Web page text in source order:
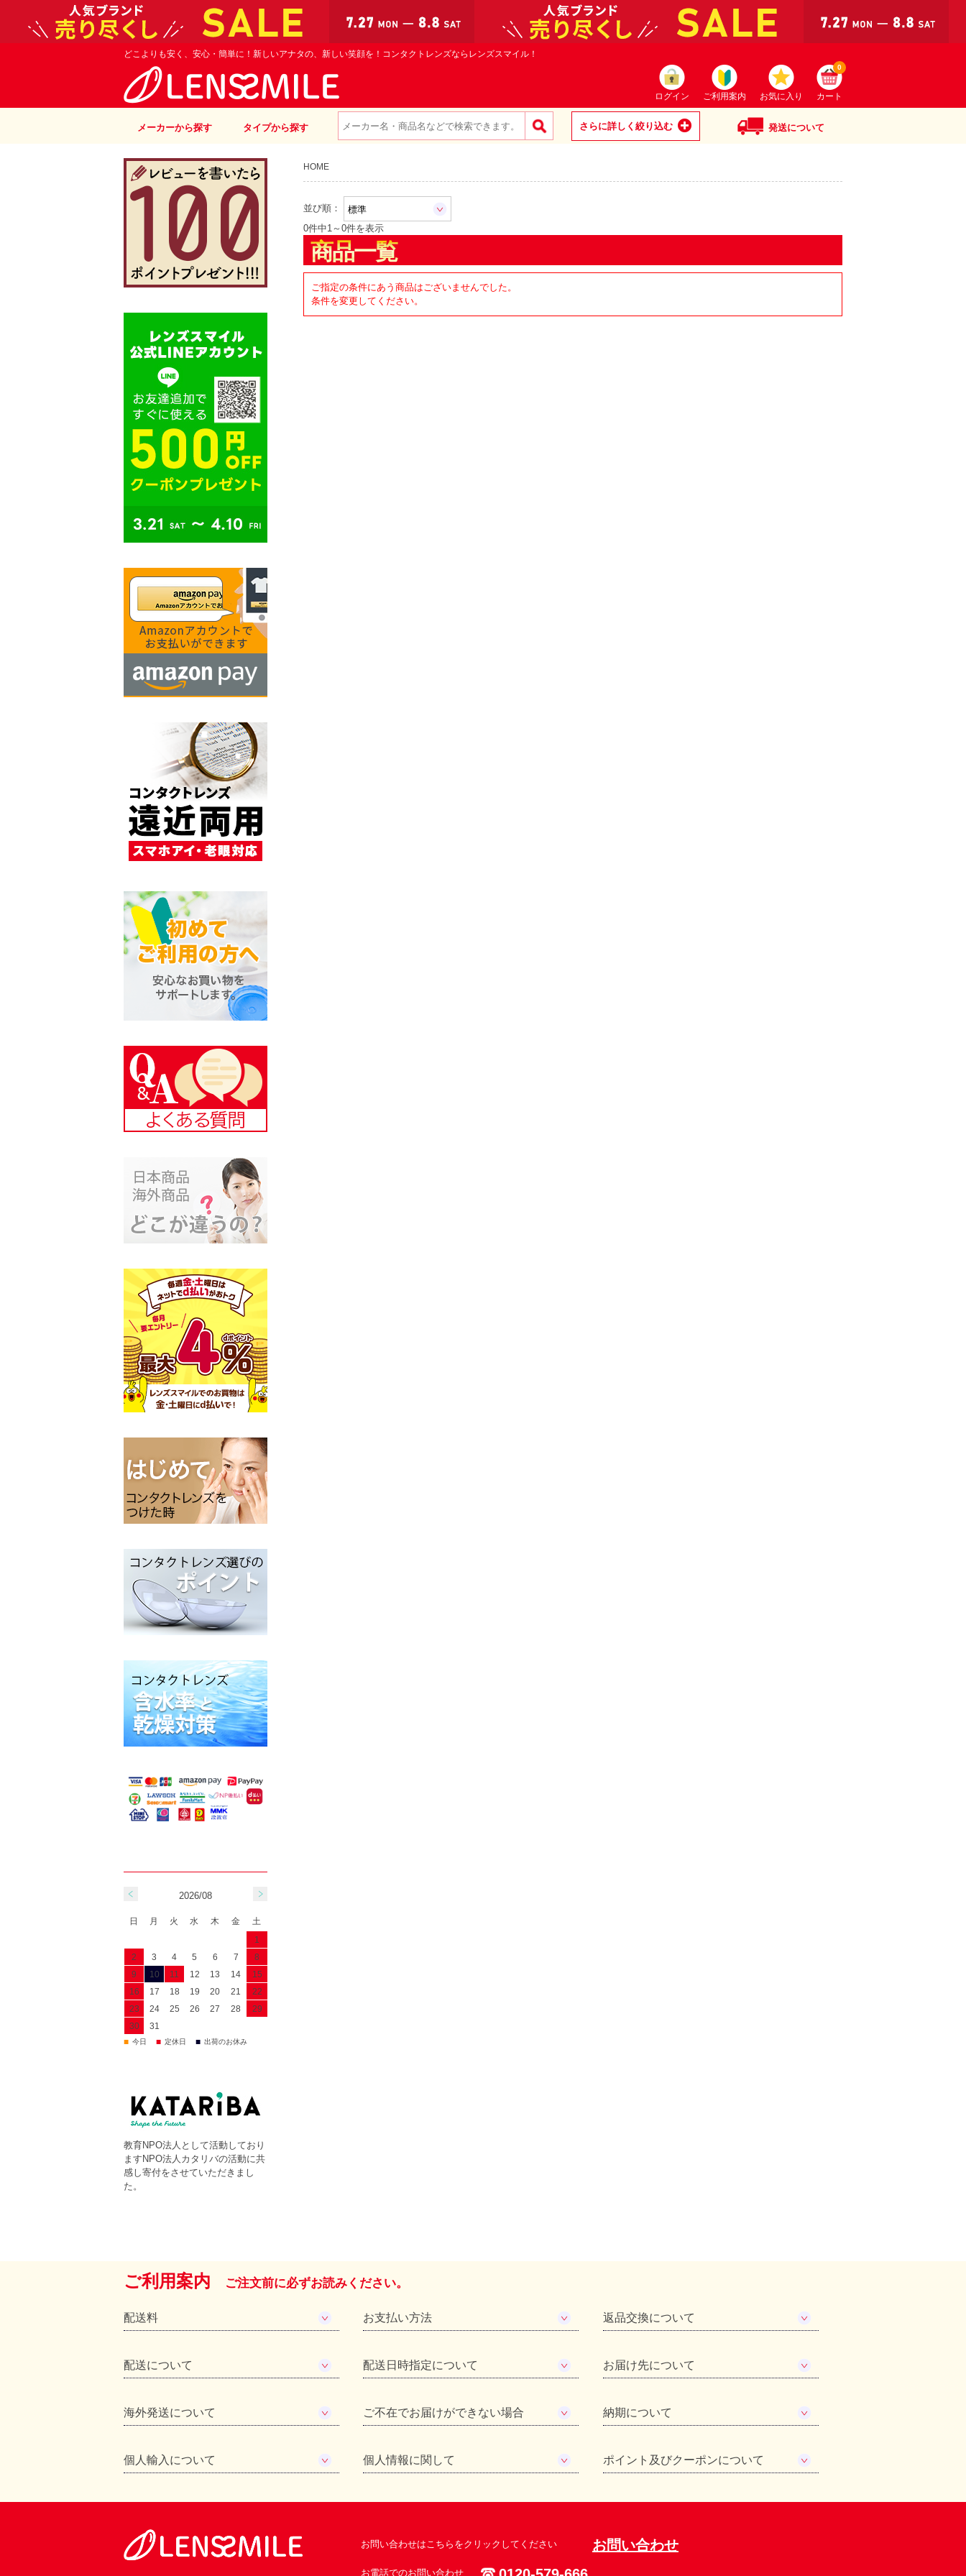
どこよりも安く、安心・簡単に！新しいアナタの、新しい笑顔を！コンタクトレンズならレンズスマイル！
ログイン ご利用案内 お気に入り カート
0
メーカーから探す タイプから探す さらに詳しく絞り込む 発送について
HOME
並び順：
0件中1～ 0件を表示
商品一覧
ご指定の条件にあう商品はございませんでした。
条件を変更してください。
2026/08
日 月 火 水 木 金
土
1
2
3 4 5 6 7
8
9
10 11 12 13 14
15
16
17 18 19 20 21
22
23
24 25 26 27 28
29
30
31
■ 今日 ■ 定休日 ■ 出荷のお休み
教育NPO法人として活動しており
ますNPO法人カタリバの活動に共
感し寄付をさせていただきまし
た。
ご利用案内 ご注文前に必ずお読みください。
配送料 お支払い方法 返品交換について
配送について 配送日時指定について お届け先について
海外発送について ご不在でお届けができない場合 納期について
個人輸入について 個人情報に関して ポイント及びクーポンについて
お問い合わせはこちらをクリックしてください お問い合わせ
お電話でのお問い合わせ